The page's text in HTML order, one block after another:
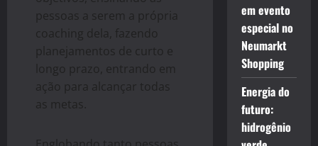
pessoas a serem a própria
coaching dela, fazendo
planejamentos de curto e
longo prazo, entrando em
ação para alcançar todas
as metas.
em evento
especial no
Neumarkt
Shopping
Energia do
futuro:
hidrogênio